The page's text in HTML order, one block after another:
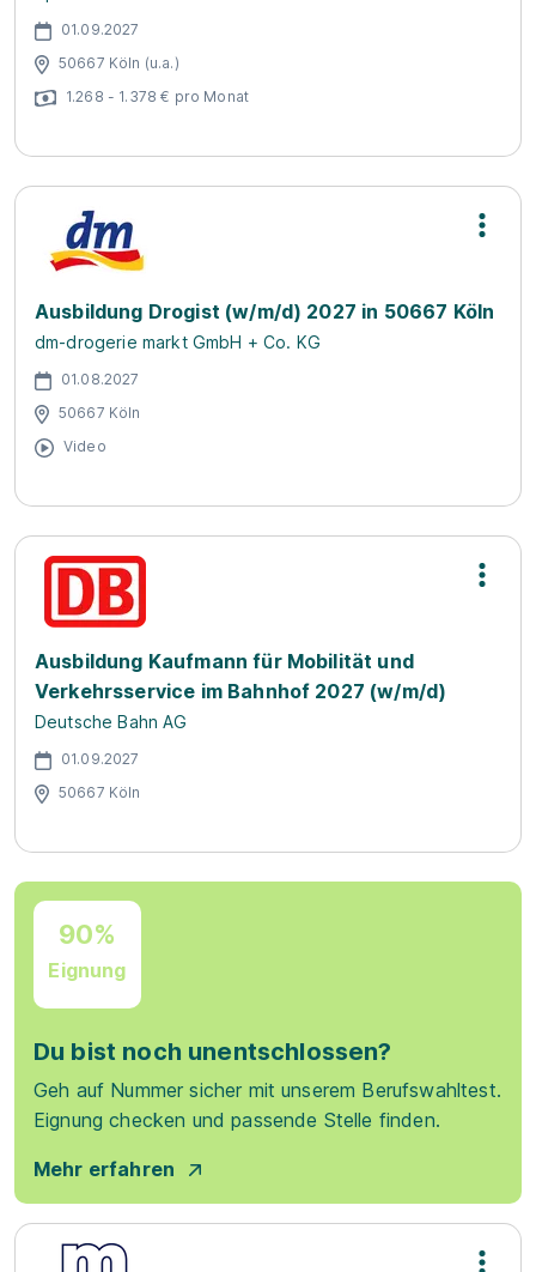
01.09.2027
50667 Köln (u.a.)
1.268 - 1.378 € pro Monat
Ausbildung Drogist (w/m/d) 2027 in 50667 Köln
dm-drogerie markt GmbH + Co. KG
01.08.2027
50667 Köln
Video
Ausbildung Kaufmann für Mobilität und
Verkehrsservice im Bahnhof 2027 (w/m/d)
Deutsche Bahn AG
01.09.2027
50667 Köln
90%
Eignung
Du bist noch unentschlossen?
Geh auf Nummer sicher mit unserem Berufswahltest.
Eignung checken und passende Stelle finden.
Mehr erfahren